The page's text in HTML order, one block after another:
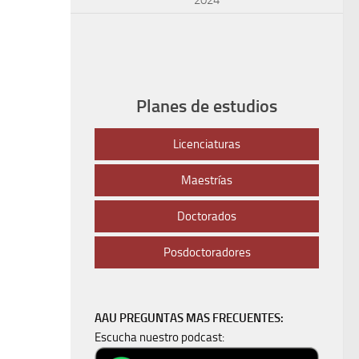
Planes de estudios
Licenciaturas
Maestrías
Doctorados
Posdoctoradores
AAU PREGUNTAS MAS FRECUENTES:
Escucha nuestro podcast: